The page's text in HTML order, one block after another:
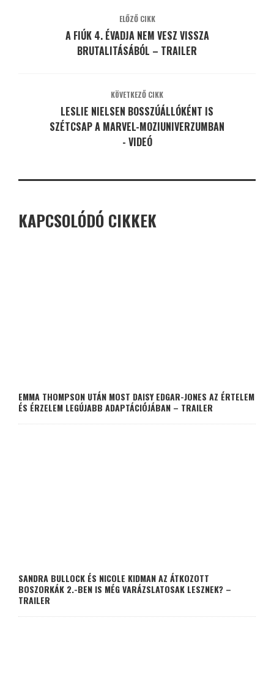
ELŐZŐ CIKK
A FIÚK 4. ÉVADJA NEM VESZ VISSZA
BRUTALITÁSÁBÓL – TRAILER
KÖVETKEZŐ CIKK
LESLIE NIELSEN BOSSZÚÁLLÓKÉNT IS
SZÉTCSAP A MARVEL-MOZIUNIVERZUMBAN
- VIDEÓ
KAPCSOLÓDÓ CIKKEK
EMMA THOMPSON UTÁN MOST DAISY EDGAR-JONES AZ ÉRTELEM
ÉS ÉRZELEM LEGÚJABB ADAPTÁCIÓJÁBAN – TRAILER
SANDRA BULLOCK ÉS NICOLE KIDMAN AZ ÁTKOZOTT
BOSZORKÁK 2.-BEN IS MÉG VARÁZSLATOSAK LESZNEK? –
TRAILER